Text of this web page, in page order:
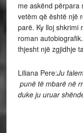
me askënd përpara
vetëm që është një
parë. Ky lloj shkrimi
roman
thjesht një zgjidhje
Liliana Pere:Ju
punë të mbarë në
duke ju uruar